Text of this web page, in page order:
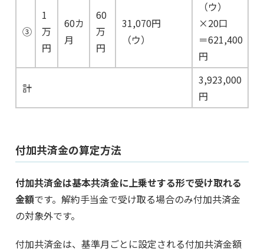
③
1
万
円
60カ
月
60
万
円
31,070円
（ウ）
（ウ）
×20口
＝621,400
円
計
3,923,000
円
付加共済金の算定方法
付加共済金は基本共済金に上乗せする形で受け取れる
金額です。解約手当金で受け取る場合のみ付加共済金
の対象外です。
付加共済金は、基準月ごとに設定される付加共済金額